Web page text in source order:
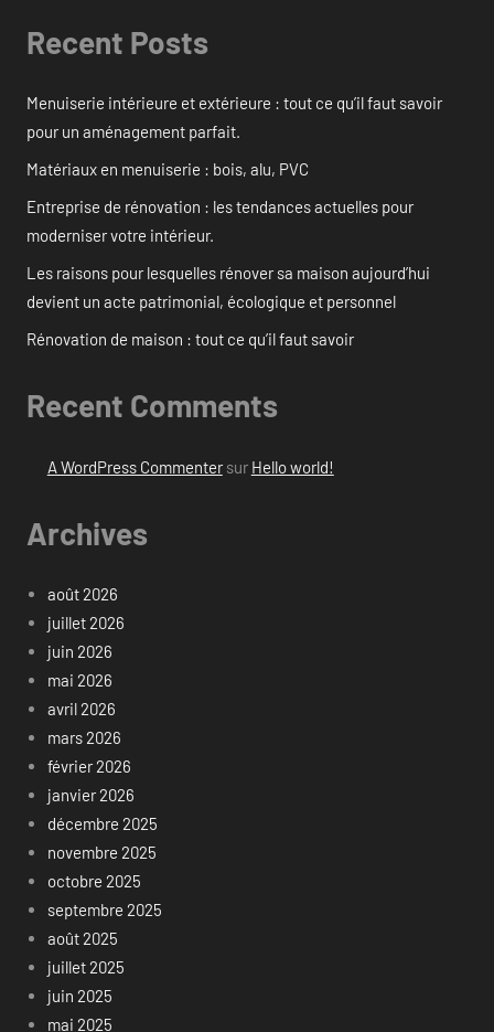
Recent Posts
Menuiserie intérieure et extérieure : tout ce qu’il faut savoir
pour un aménagement parfait.
Matériaux en menuiserie : bois, alu, PVC
Entreprise de rénovation : les tendances actuelles pour
moderniser votre intérieur.
Les raisons pour lesquelles rénover sa maison aujourd’hui
devient un acte patrimonial, écologique et personnel
Rénovation de maison : tout ce qu’il faut savoir
Recent Comments
A WordPress Commentersur Hello world!
Archives
août 2026
juillet 2026
juin 2026
mai 2026
avril 2026
mars 2026
février 2026
janvier 2026
décembre 2025
novembre 2025
octobre 2025
septembre 2025
août 2025
juillet 2025
juin 2025
mai 2025